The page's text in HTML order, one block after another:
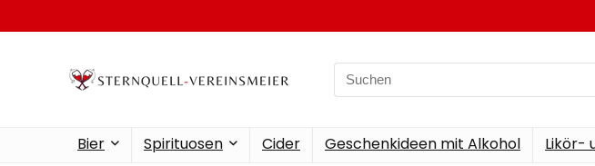
Search
for:
Bier Spirituosen Cider Geschenkideen mit Alkohol Likör-